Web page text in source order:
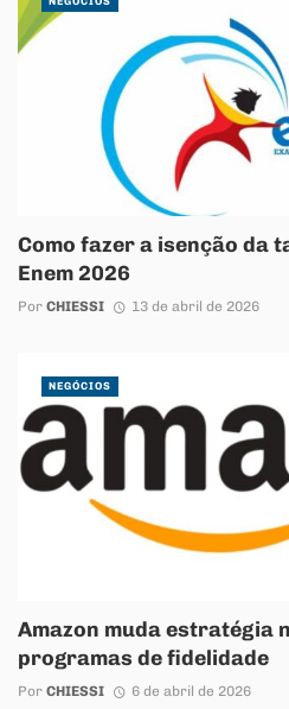
Como fazer a isenção da
Enem 2026
Por CHIESSI 13 de abril de 2026
Amazon muda estratégia
programas de fidelidade
Por CHIESSI 6 de abril de 2026
NEGÓCIOS